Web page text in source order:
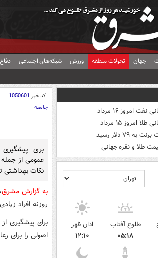
جهان تحولات منطقه ورزش شبکه‌های اجتماعی
امروز ۱۶ مرداد
امروز ۱۵ مرداد
۷۹ دلار رسید
طلا و نقره جهانی
طلوع آفتاب
۰۵:۱۸
اذان ظهر
۱۲:۱۰
کد خبر 1050601
جامعه
برای
عمومی از
نکات بهداشتی
به گزارش مشرق
روزانه افراد
برای پیشگیری
اصولی را برای